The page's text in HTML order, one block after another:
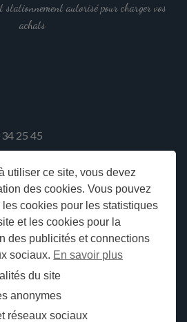
utiliser ce site, vous devez
des cookies. Vous pouvez
cookies pour les statistiques
et les cookies pour la
des publicités et connections
sociaux. En savoir plus
du sitedu site
anonymes
sociaux
réseaux sociaux
autorisé pour charger vos
achats
25 45
ventes
de confidentialité